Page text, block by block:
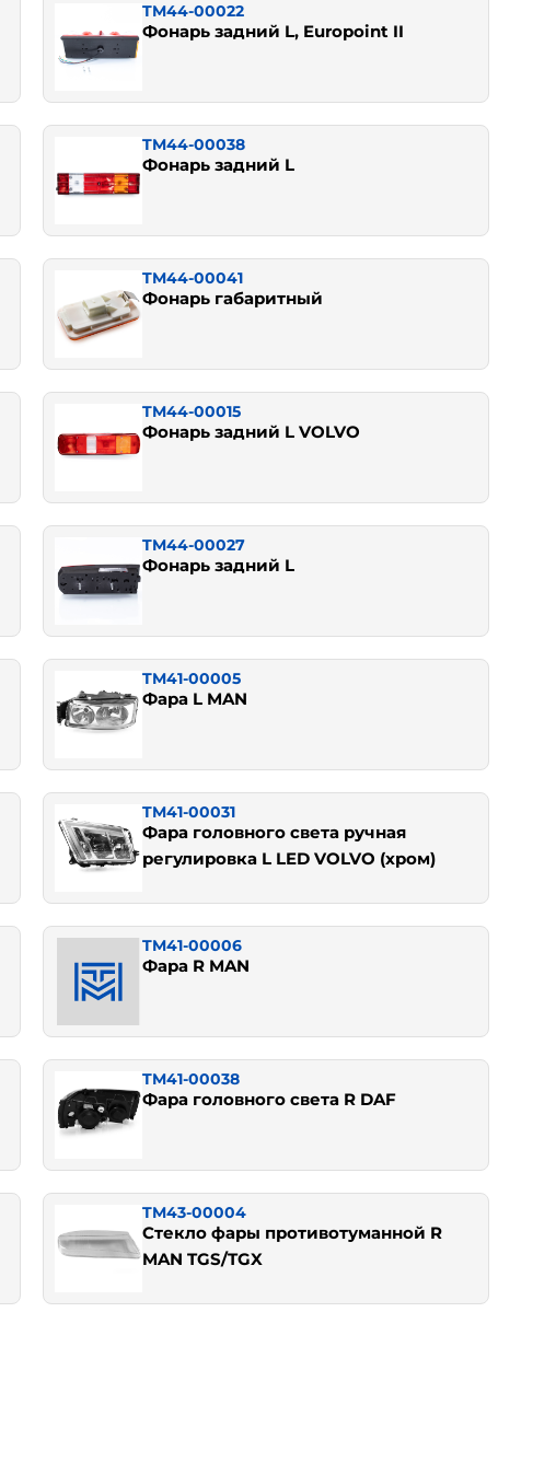
TM44-00022
Фонарь задний L, Europoint II
TM44-00038
Фонарь задний L
TM44-00041
Фонарь габаритный
TM44-00015
Фонарь задний L VOLVO
TM44-00027
Фонарь задний L
TM41-00005
Фара L MAN
TM41-00031
Фара головного света ручная
регулировка L LED VOLVO (хром)
TM41-00006
Фара R MAN
TM41-00038
Фара головного света R DAF
TM43-00004
Стекло фары противотуманной R
MAN TGS/TGX